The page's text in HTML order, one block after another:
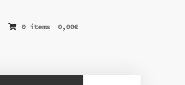
0 items 0,00€